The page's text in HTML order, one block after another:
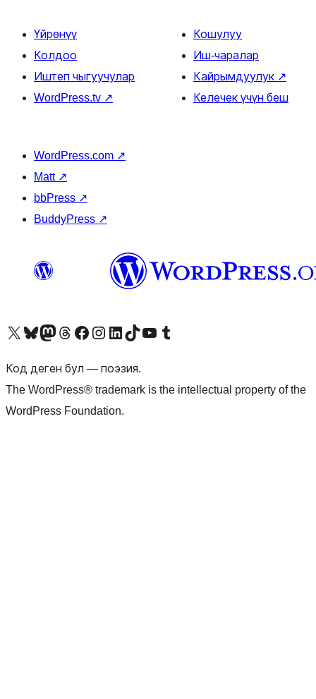
Үйрөнүү
Колдоо
Иштеп чыгуучулар
WordPress.tv ↗
Кошулуу
Иш-чаралар
Кайрымдуулук ↗
Келечек үчүн беш
WordPress.com ↗
Matt ↗
bbPress ↗
BuddyPress ↗
Visit our X (formerly Twitter) account
Visit our Bluesky account
Биздин Mastodon түрмөгүбүзгө баш багыңыз
Visit our Threads account
Биздин Facebook баракчабызга кириңиз
Биздин Instagram баракчабызга баш багыңыз
Биздин LinkedIn баракчабызга баш багыңыз
Visit our TikTok account
Visit our YouTube channel
Visit our Tumblr account
Код деген бул — поэзия.
The WordPress® trademark is the intellectual property of the
WordPress Foundation.